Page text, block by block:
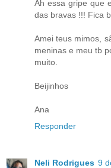
Ah essa gripe que
das bravas !!! Fica
Amei teus mimos,
meninas e meu tb
muito.
Beijinhos
Ana
Responder
Neli Rodrigues 9